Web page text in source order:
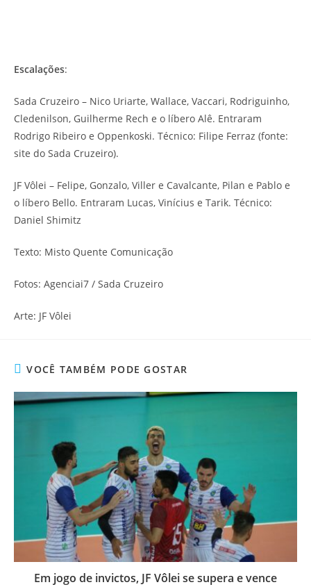
Escalações:
Sada Cruzeiro – Nico Uriarte, Wallace, Vaccari, Rodriguinho,
Cledenilson, Guilherme Rech e o líbero Alê. Entraram
Rodrigo Ribeiro e Oppenkoski. Técnico: Filipe Ferraz (fonte:
site do Sada Cruzeiro).
JF Vôlei – Felipe, Gonzalo, Viller e Cavalcante, Pilan e Pablo e
o líbero Bello. Entraram Lucas, Vinícius e Tarik. Técnico:
Daniel Shimitz
Texto: Misto Quente Comunicação
Fotos: Agenciai7 / Sada Cruzeiro
Arte: JF Vôlei
VOCÊ TAMBÉM PODE GOSTAR
Em jogo de invictos, JF Vôlei se supera e vence